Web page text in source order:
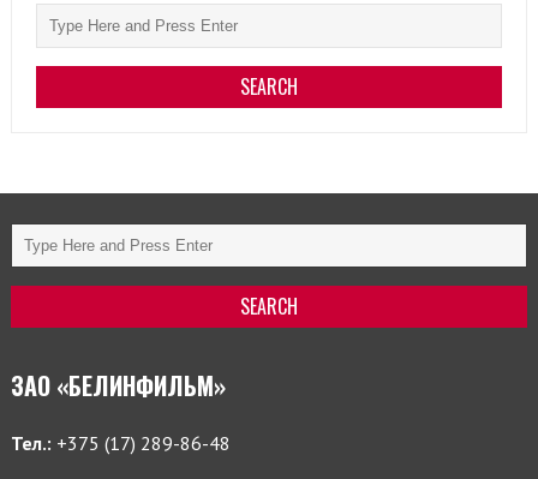
ЗАО «БЕЛИНФИЛЬМ»
Тел.: +375 (17) 289-86-48